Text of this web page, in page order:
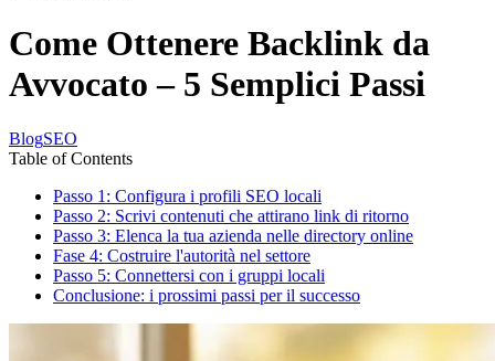
Come Ottenere Backlink da
Avvocato – 5 Semplici Passi
BlogSEO
Table of Contents
Passo 1: Configura i profili SEO locali
Passo 2: Scrivi contenuti che attirano link di ritorno
Passo 3: Elenca la tua azienda nelle directory online
Fase 4: Costruire l'autorità nel settore
Passo 5: Connettersi con i gruppi locali
Conclusione: i prossimi passi per il successo